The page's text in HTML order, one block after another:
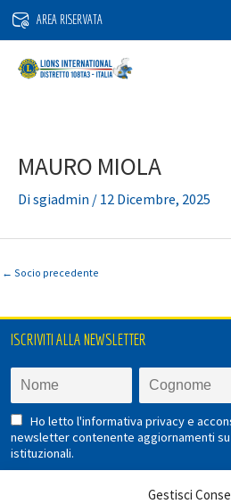
Gestisci
Vai
contenuto
AREA RISERVATA
MAURO MIOLA
Disgiadmin / 12 Dicembre, 2025
← Socio precedente
ISCRIVITI ALLA NEWSLETTER
Ho letto l'informativa privacy e
newsletter contenente aggiornamenti
istituzionali.